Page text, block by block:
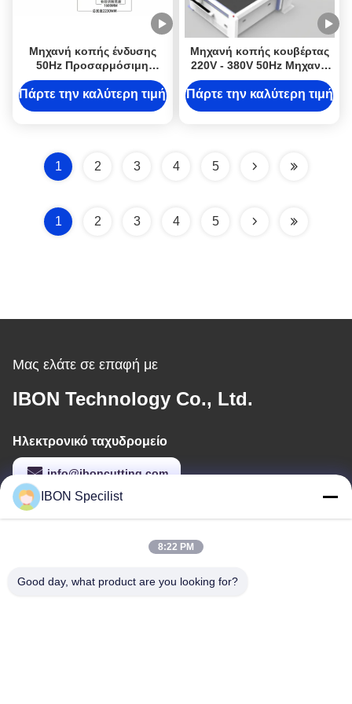
Μηχανή κοπής ένδυσης
50Hz Προσαρμόσιμη
μηχανή κοπής υφασμάτων
CNC με υλικό κοπής
Πάρτε την καλύτερη τιμή
Μηχανή κοπής κουβέρτας
220V - 380V 50Hz Μηχανή
κοπής χαλιών CNC με
δονητικό μαχαίρι
Πάρτε την καλύτερη τιμή
1 2 3 4 5
1 2 3 4 5
Μας ελάτε σε επαφή με
IBON Technology Co., Ltd.
Ηλεκτρονικό ταχυδρομείο
info@iboncutting.com
Κτίριο 5, No. 212 Liaofu Road, Liaobu Town, Dongguan,
IBON Specilist
8:22 PM
Good day, what product are you looking for?